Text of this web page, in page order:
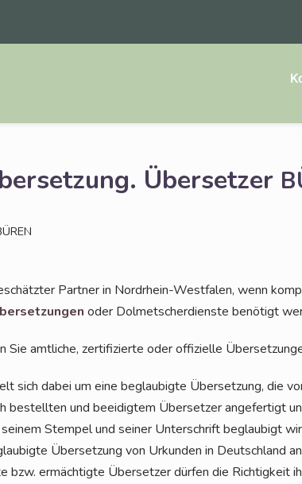
Übersetzer
Part­ner in Nord­rhein-West­fa­len, wenn
oder Dol­met­scher­diens­te benö­tigt
Sie amt­li­che, zer­ti­fi­zier­te oder offi­zi­el­le
sich dabei um eine beglau­big­te Über­set­zung, die
bestell­ten und beei­dig­tem Über­set­zer ange­fer­tigt
sei­nem Stem­pel und sei­ner Unter­schrift beglau­bigt
Über­set­zung von Urkun­den in Deutsch­land
bzw. ermäch­tig­te Über­set­zer dür­fen die Rich­tig­keit